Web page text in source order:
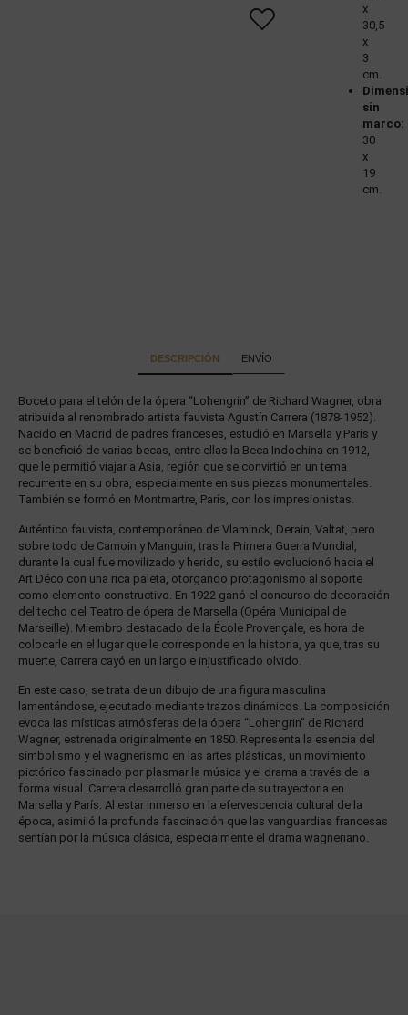
x
30,5
x
3
cm.
sin
marco:
30
x
19
cm.
DESCRIPCIÓN ENVÍO
Boceto para el telón de la ópera “Lohengrin” de Richard Wagner, obra
atribuida al renombrado artista fauvista Agustín Carrera (1878-1952).
Nacido en Madrid de padres franceses, estudió en Marsella y París y
se benefició de varias becas, entre ellas la Beca Indochina en 1912,
que le permitió viajar a Asia, región que se convirtió en un tema
recurrente en su obra, especialmente en sus piezas monumentales.
También se formó en Montmartre, París, con los impresionistas.
Auténtico fauvista, contemporáneo de Vlaminck, Derain, Valtat, pero
sobre todo de Camoin y Manguin, tras la Primera Guerra Mundial,
durante la cual fue movilizado y herido, su estilo evolucionó hacia el
Art Déco con una rica paleta, otorgando protagonismo al soporte
como elemento constructivo. En 1922 ganó el concurso de decoración
del techo del Teatro de ópera de Marsella (Opéra Municipal de
Marseille). Miembro destacado de la École Provençale, es hora de
colocarle en el lugar que le corresponde en la historia, ya que, tras su
muerte, Carrera cayó en un largo e injustificado olvido.
En este caso, se trata de un dibujo de una figura masculina
lamentándose, ejecutado mediante trazos dinámicos. La composición
evoca las místicas atmósferas de la ópera “Lohengrin” de Richard
Wagner, estrenada originalmente en 1850. Representa la esencia del
simbolismo y el wagnerismo en las artes plásticas, un movimiento
pictórico fascinado por plasmar la música y el drama a través de la
forma visual. Carrera desarrolló gran parte de su trayectoria en
Marsella y París. Al estar inmerso en la efervescencia cultural de la
época, asimiló la profunda fascinación que las vanguardias francesas
sentían por la música clásica, especialmente el drama wagneriano.